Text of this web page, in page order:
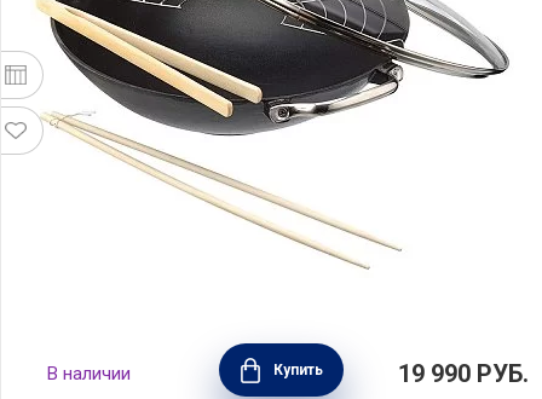
Вок чугунный с крышкой и решеткой Lhasa
30 см BEKA, Бельгия, 14300734
В наличии Купить 19 990 РУБ.